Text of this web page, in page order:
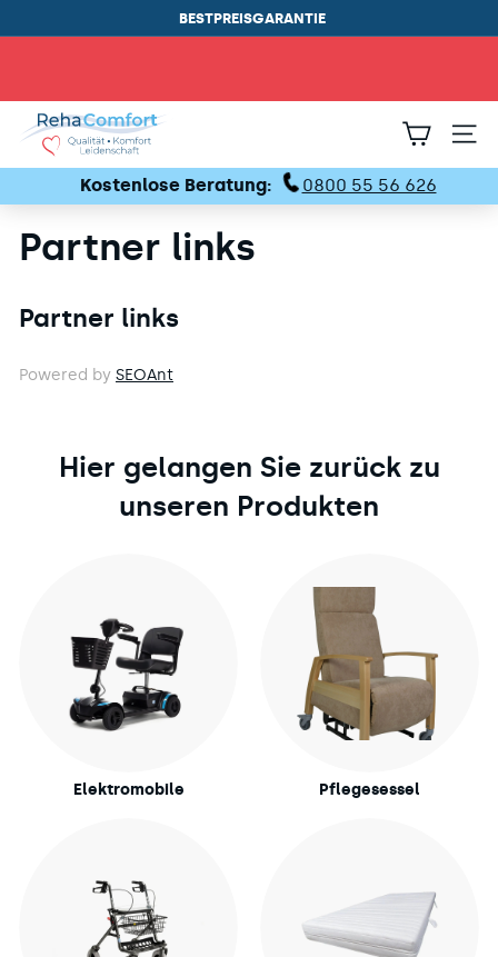
Pause
BESTPREISGARANTIE
R
e
h
a
o
f
Kostenlose Beratung: 0800 55 56 626
Partner links
Partner links
Powered by SEOAnt
Hier gelangen Sie zurück zu
unseren Produkten
Elektromobile Pflegesessel